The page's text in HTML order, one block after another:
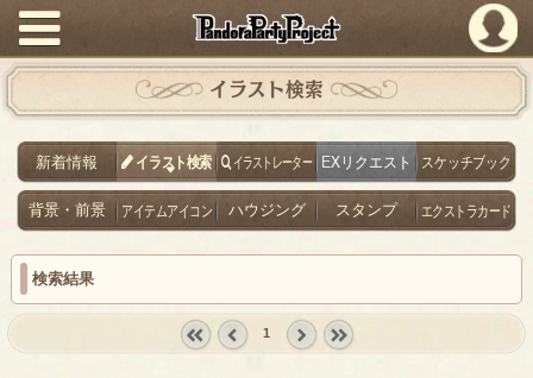
PandoraPartyProject
イラスト検索
新着情報 イラスト検索 イラストレーター EXリクエスト スケッチブック
背景・前景 アイテムアイコン ハウジング スタンプ エクストラカード
検索結果
1